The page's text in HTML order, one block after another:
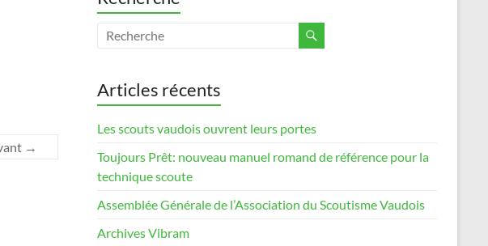
→
Articles récents
Les scouts vaudois ouvrent leurs portes
Toujours Prêt: nouveau manuel romand de référence pour la
technique scoute
Assemblée Générale de l’Association du Scoutisme Vaudois
Archives Vibram